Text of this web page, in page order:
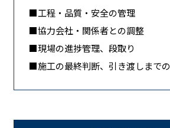
■工程・品質・安全の管理
■協力会社・関係者との調整
■現場の進捗管理、段取り
■施工の最終判断、引き渡しまで